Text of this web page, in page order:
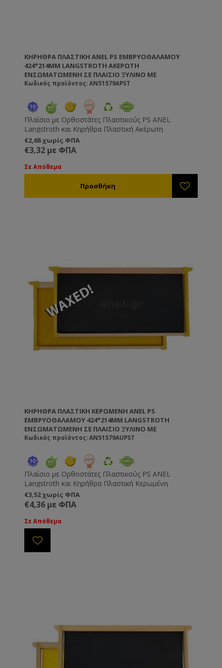
ΚΗΡΉΘΡΑ ΠΛΑΣΤΙΚΉ ANEL PS ΕΜΒΡΥΟΘΑΛΆΜΟΥ
424*214MM LANGSTROTH ΑΚΈΡΩΤΗ
ΕΝΣΩΜΑΤΩΜΈΝΗ ΣΕ ΠΛΑΊΣΙΟ ΞΎΛΙΝΟ ΜΕ
ΟΡΘΟΣΤΆΤΕΣ ΠΛΑΣΤΙΚΟΎΣ
Κωδικός προϊόντος: AN51579APST
Πλαίσιο με Ορθοστάτες Πλαστικούς PS ANEL
Langstroth και Κηρήθρα Πλαστική Ακέρωτη
€2,68 χωρίς ΦΠΑ
€3,32 με ΦΠΑ
Σε Απόθεμα
ΚΗΡΉΘΡΑ ΠΛΑΣΤΙΚΉ ΚΕΡΩΜΕΝΗ ANEL PS
ΕΜΒΡΥΟΘΑΛΆΜΟΥ 424*214MM LANGSTROTH
ΕΝΣΩΜΑΤΩΜΈΝΗ ΣΕ ΠΛΑΊΣΙΟ ΞΎΛΙΝΟ ΜΕ
ΟΡΘΟΣΤΆΤΕΣ ΠΛΑΣΤΙΚΟΎΣ
Κωδικός προϊόντος: AN51579AUPST
Πλαίσιο με Ορθοστάτες Πλαστικούς PS ANEL
Langstroth και Κηρήθρα Πλαστική Κερωμένη
€3,52 χωρίς ΦΠΑ
€4,36 με ΦΠΑ
Σε Απόθεμα